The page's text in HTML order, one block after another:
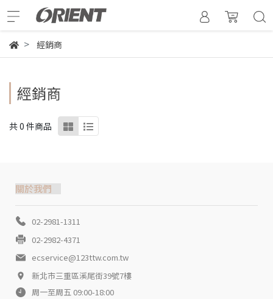
經銷商
經銷商
共 0 件商品
關於我們
02-2981-1311
02-2982-4371
ecservice@123ttw.com.tw
新北市三重區溪尾街39號7樓
周一至周五 09:00-18:00